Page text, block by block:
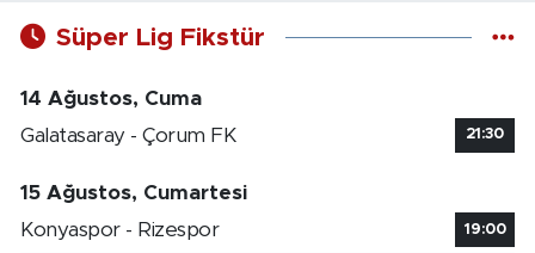
Süper Lig Fikstür
14 Ağustos, Cuma
Galatasaray - Çorum FK
21:30
15 Ağustos, Cumartesi
Konyaspor - Rizespor
19:00